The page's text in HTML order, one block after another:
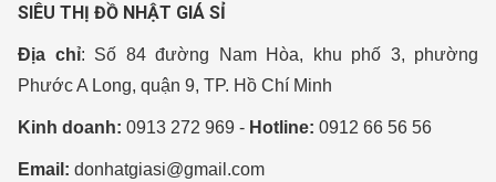
SIÊU THỊ ĐỒ NHẬT GIÁ SỈ
Địa chỉ: Số 84 đường Nam Hòa, khu phố 3, phường
Phước A Long, quận 9, TP. Hồ Chí Minh
Kinh doanh: 0913 272 969 - Hotline: 0912 66 56 56
Email: donhatgiasi@gmail.com